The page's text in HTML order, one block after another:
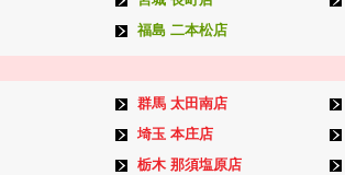
福島 二本松店
群馬 太田南店
埼玉 本庄店
栃木 那須塩原店